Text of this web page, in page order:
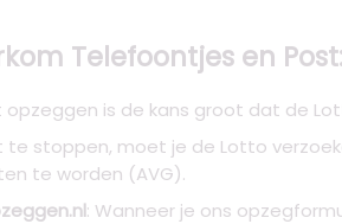
Telefoontjes en
opzeggen is de kans groot dat de
te stoppen, moet je de Lotto
te worden (AVG).
: Wanneer je ons